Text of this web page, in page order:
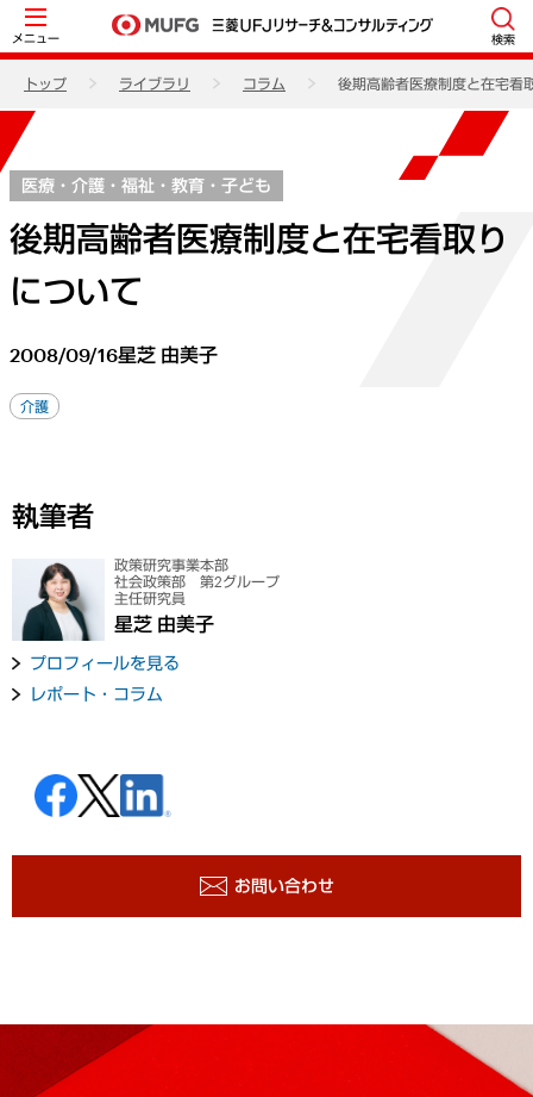
メニュー 検索
トップ ライブラリ コラム 後期高齢者医療制度と在宅看
医療・介護・福祉・教育・子ども
後期高齢者医療制度と在宅看取り
について
2008/09/16星芝 由美子
介護
執筆者
政策研究事業本部
社会政策部 第2グループ
主任研究員
星芝 由美子
プロフィールを見る
レポート・コラム
お問い合わせ